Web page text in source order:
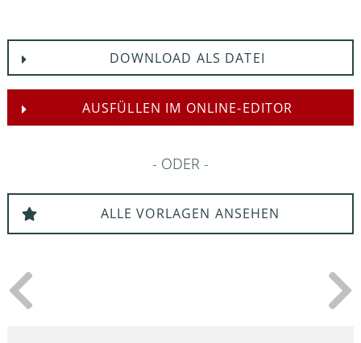
DOWNLOAD ALS DATEI
AUSFÜLLEN IM ONLINE-EDITOR
ODER
ALLE VORLAGEN ANSEHEN